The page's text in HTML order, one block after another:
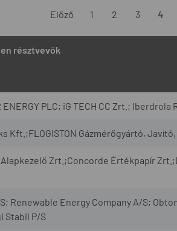
Előző 1 2 3 4
résztvevők
ENERGY PLC; iG TECH CC Zrt.;
Kft.;FLOGISTON Gázmérőgyártó,
Zrt.;Concorde Értékpapír
Renewable Energy Company A/S;
Stabil P/S